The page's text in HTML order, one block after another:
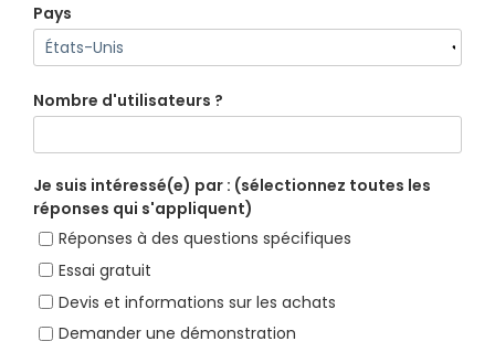
Pays
Nombre d'utilisateurs ?
Je suis intéressé(e) par : (sélectionnez toutes les
réponses qui s'appliquent)
Réponses à des questions spécifiques
Essai gratuit
Devis et informations sur les achats
Demander une démonstration